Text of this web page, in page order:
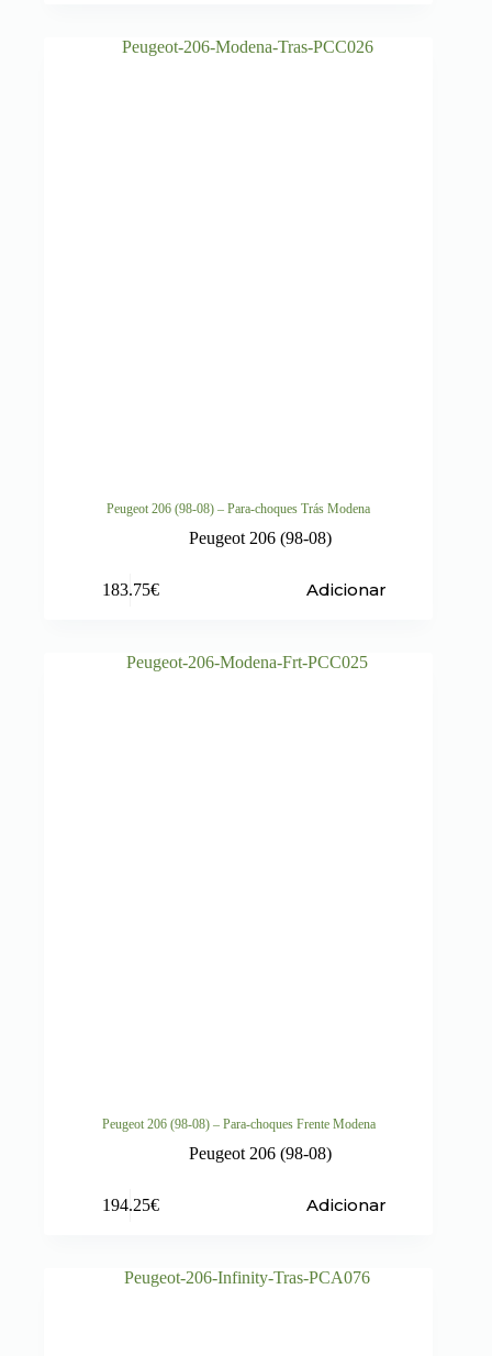
Peugeot 206 (98-08) – Para-choques Trás Modena
Peugeot 206 (98-08)
183.75€ Adicionar
Peugeot 206 (98-08) – Para-choques Frente Modena
Peugeot 206 (98-08)
194.25€ Adicionar